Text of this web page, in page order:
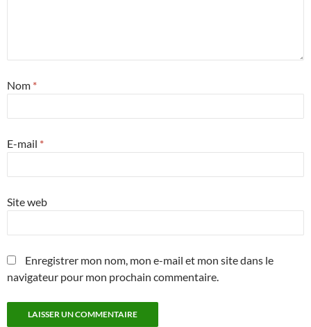
Nom *
E-mail *
Site web
Enregistrer mon nom, mon e-mail et mon site dans le
navigateur pour mon prochain commentaire.